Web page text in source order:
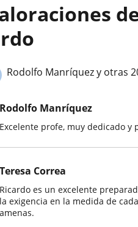
Rodolfo Manríquez y otras
Rodolfo Manríquez
Excelente profe, muy dedicado y
Teresa Correa
Ricardo es un excelente
la exigencia en la medida de
amenas.